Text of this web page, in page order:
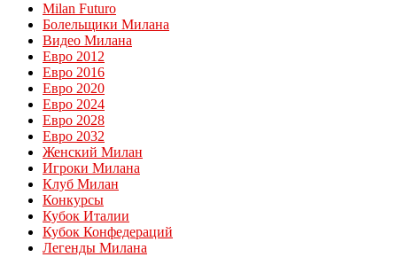
Milan Futuro
Болельщики Милана
Видео Милана
Евро 2012
Евро 2016
Евро 2020
Евро 2024
Евро 2028
Евро 2032
Женский Милан
Игроки Милана
Клуб Милан
Конкурсы
Кубок Италии
Кубок Конфедераций
Легенды Милана